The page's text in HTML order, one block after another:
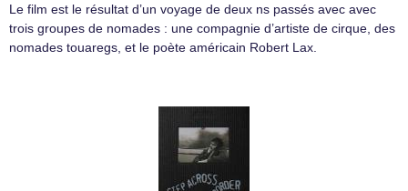
Le film est le résultat d’un voyage de deux ns passés avec avec
trois groupes de nomades : une compagnie d’artiste de cirque, des
nomades touaregs, et le poète américain Robert Lax.